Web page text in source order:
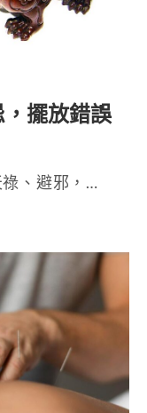
擺放錯誤
祿、避邪，…